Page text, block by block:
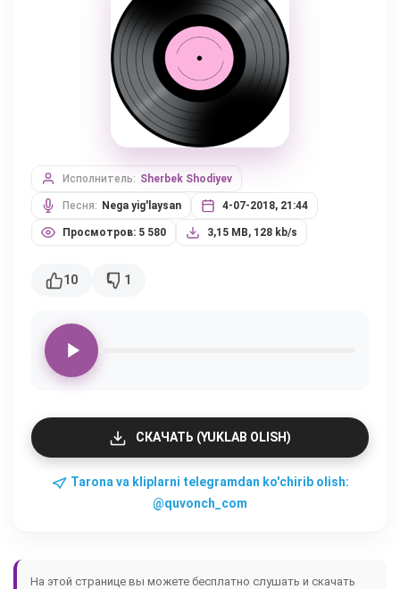
Исполнитель: Sherbek Shodiyev
Песня: Nega yig'laysan 4-07-2018, 21:44
Просмотров: 5 580 3,15 MB, 128 kb/s
10 1
СКАЧАТЬ (YUKLAB OLISH)
Tarona va kliplarni telegramdan ko'chirib olish:
@quvonch_com
На этой странице вы можете бесплатно слушать и скачать